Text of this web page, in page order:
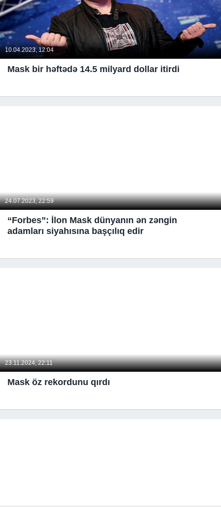
10.04.2023, 12:04
Mask bir həftədə 14.5 milyard dollar itirdi
24.07.2023, 22:59
“Forbes”: İlon Mask dünyanın ən zəngin
adamları siyahısına başçılıq edir
23.11.2024, 22:11
Mask öz rekordunu qırdı